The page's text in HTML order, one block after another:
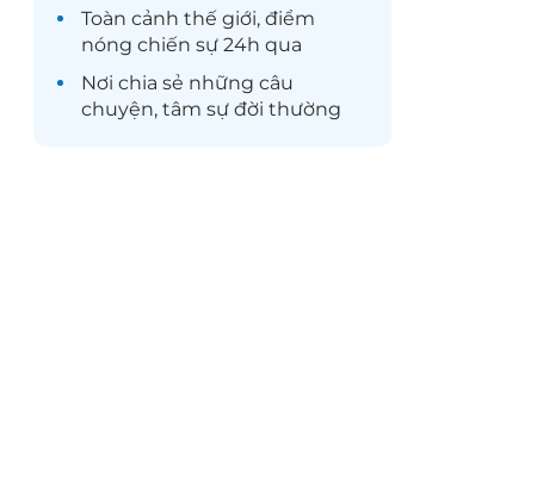
Toàn cảnh thế giới, điểm
nóng chiến sự 24h qua
Nơi chia sẻ những câu
chuyện, tâm sự đời thường